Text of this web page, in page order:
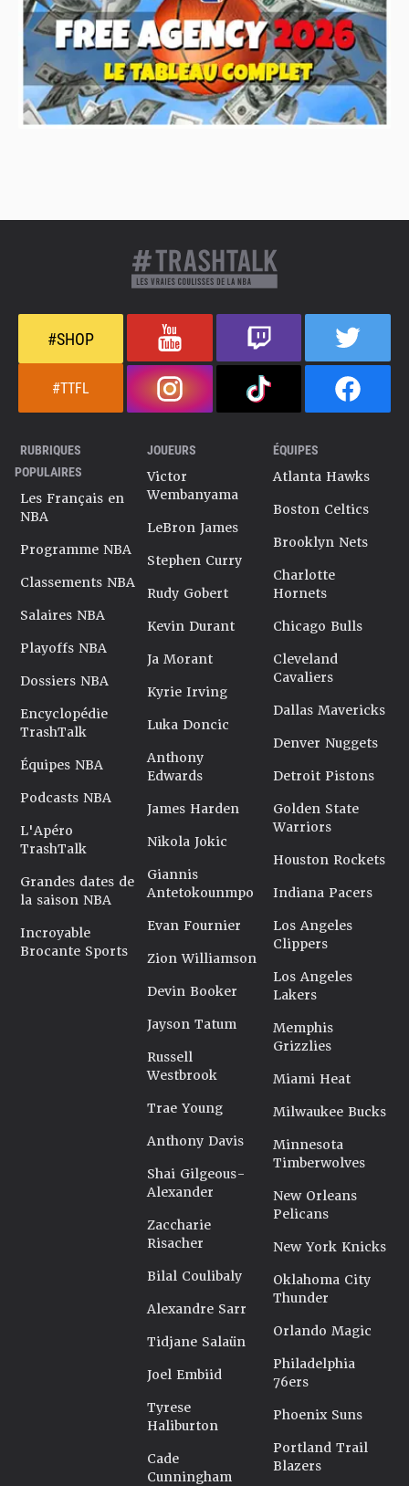
#SHOP
#TTFL
RUBRIQUES
POPULAIRES
Les Français en
NBA
Programme NBA
Classements NBA
Salaires NBA
Playoffs NBA
Dossiers NBA
Encyclopédie
TrashTalk
Équipes NBA
Podcasts NBA
L'Apéro
TrashTalk
Grandes dates de
la saison NBA
Incroyable
Brocante Sports
JOUEURS
Victor
Wembanyama
LeBron James
Stephen Curry
Rudy Gobert
Kevin Durant
Ja Morant
Kyrie Irving
Luka Doncic
Anthony
Edwards
James Harden
Nikola Jokic
Giannis
Antetokounmpo
Evan Fournier
Zion Williamson
Devin Booker
Jayson Tatum
Russell
Westbrook
Trae Young
Anthony Davis
Shai Gilgeous-
Alexander
Zaccharie
Risacher
Bilal Coulibaly
Alexandre Sarr
Tidjane Salaün
Joel Embiid
Tyrese
Haliburton
Cade
Cunningham
ÉQUIPES
Atlanta Hawks
Boston Celtics
Brooklyn Nets
Charlotte
Hornets
Chicago Bulls
Cleveland
Cavaliers
Dallas Mavericks
Denver Nuggets
Detroit Pistons
Golden State
Warriors
Houston Rockets
Indiana Pacers
Los Angeles
Clippers
Los Angeles
Lakers
Memphis
Grizzlies
Miami Heat
Milwaukee Bucks
Minnesota
Timberwolves
New Orleans
Pelicans
New York Knicks
Oklahoma City
Thunder
Orlando Magic
Philadelphia
76ers
Phoenix Suns
Portland Trail
Blazers